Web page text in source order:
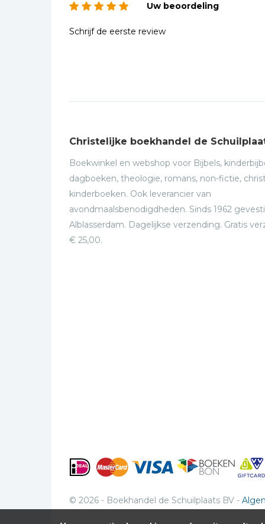
Uw beoordeling
Schrijf de eerste review
Christelijke boekhandel de
Boekwinkel en webshop voor Bijbels,
dagboeken, theologie, romans, non-fictie,
kinderboeken. Ook leverancier van
avondmaalsbenodigdheden. Sinds 1962
Alblasserdam. Dagelijkse verzending. Gratis
€ 25,00.
© 2026 - Boekhandel de Schuilplaats BV -